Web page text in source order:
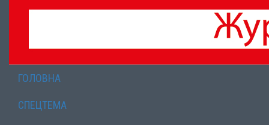
ГОЛОВНА
СПЕЦТЕМА